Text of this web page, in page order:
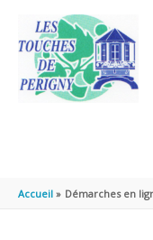
Accueil Démarches en